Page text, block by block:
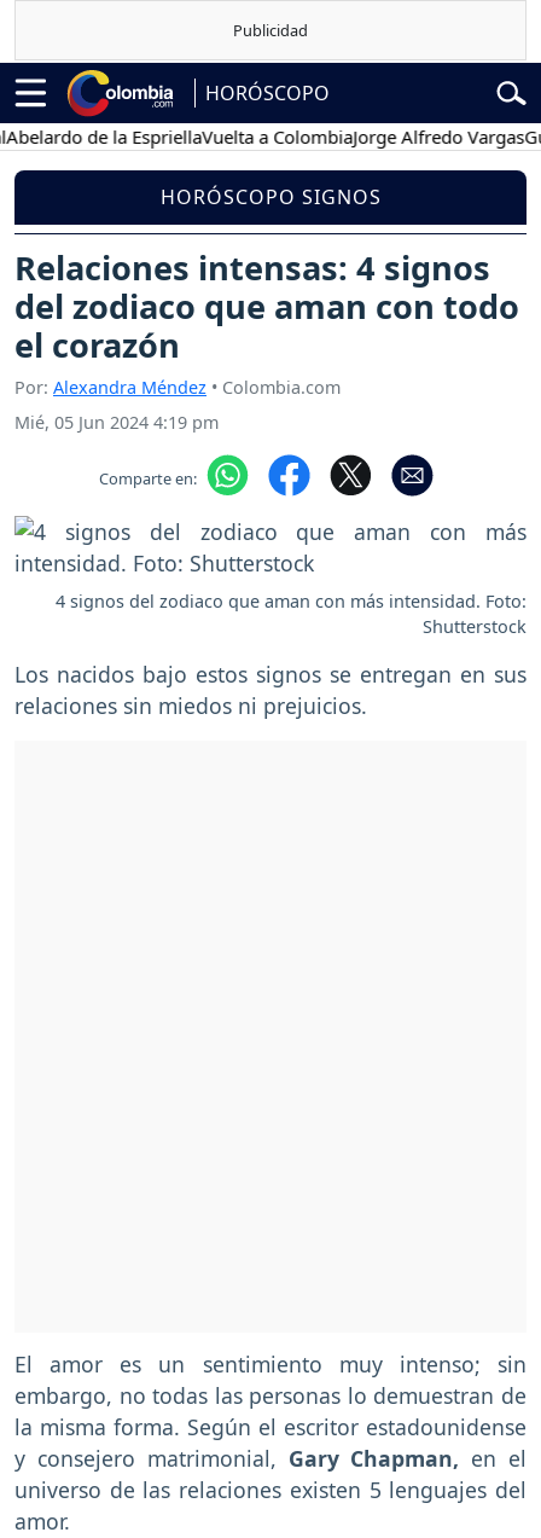
HORÓSCOPO
de la EspriellaVuelta a ColombiaJorge Alfredo Vargas
HORÓSCOPO SIGNOS
Relaciones intensas: 4 signos
del zodiaco que aman con todo
el corazón
Por: Alexandra Méndez • Colombia.com
Mié, 05 Jun 2024 4:19 pm
Comparte en:
4 signos del zodiaco que aman con más intensidad. Foto:
Shutterstock
Los nacidos bajo estos signos se entregan en sus
relaciones sin miedos ni prejuicios.
El amor es un sentimiento muy intenso; sin
embargo, no todas las personas lo demuestran de
la misma forma. Según el escritor estadounidense
y consejero matrimonial, Gary Chapman, en el
universo de las relaciones existen 5 lenguajes del
amor.